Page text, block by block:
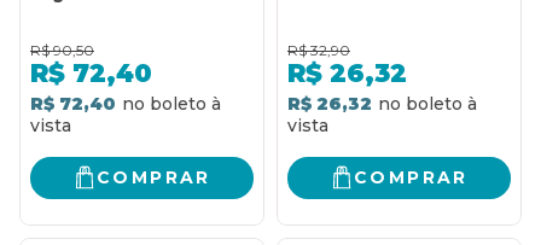
R$ 90,50
R$ 72,40
R$ 72,40
COMPRAR
R$ 32,90
R$ 26,32
R$ 26,32
COMPRAR